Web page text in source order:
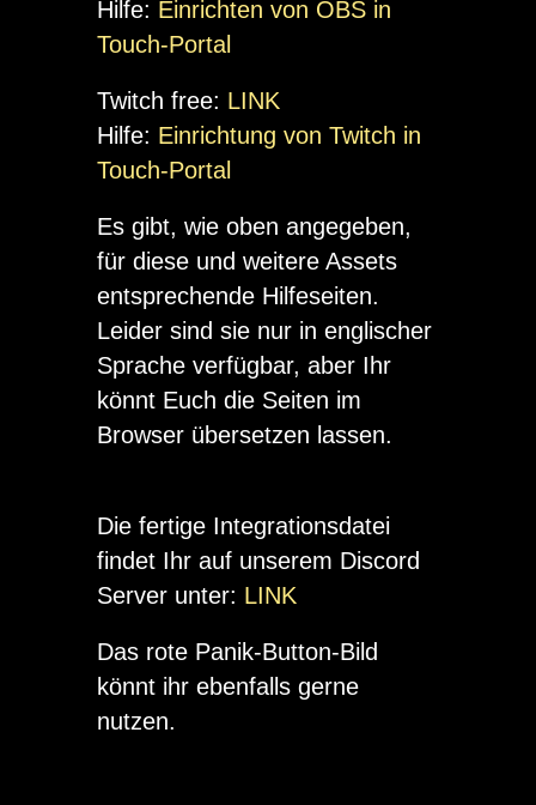
Hilfe: Einrichten von OBS in
Touch-Portal
Twitch free: LINK
Hilfe: Einrichtung von Twitch in
Touch-Portal
Es gibt, wie oben angegeben,
für diese und weitere Assets
entsprechende Hilfeseiten.
Leider sind sie nur in englischer
Sprache verfügbar, aber Ihr
könnt Euch die Seiten im
Browser übersetzen lassen.
Die fertige Integrationsdatei
findet Ihr auf unserem Discord
Server unter: LINK
Das rote Panik-Button-Bild
könnt ihr ebenfalls gerne
nutzen.